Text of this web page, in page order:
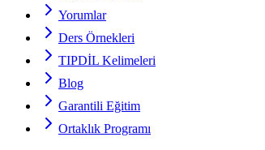
Yorumlar
Ders Örnekleri
TIPDİL Kelimeleri
Blog
Garantili Eğitim
Ortaklık Programı